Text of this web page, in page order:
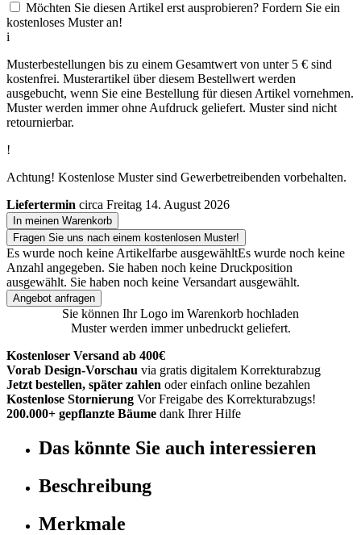
Möchten Sie diesen Artikel erst ausprobieren? Fordern Sie ein
kostenloses Muster an!
i
Musterbestellungen bis zu einem Gesamtwert von unter 5 € sind
kostenfrei. Musterartikel über diesem Bestellwert werden
ausgebucht, wenn Sie eine Bestellung für diesen Artikel vornehmen.
Muster werden immer ohne Aufdruck geliefert. Muster sind nicht
retournierbar.
!
Achtung! Kostenlose Muster sind Gewerbetreibenden vorbehalten.
Liefertermin circa Freitag 14. August 2026
In meinen Warenkorb
Fragen Sie uns nach einem kostenlosen Muster!
Es wurde noch keine Artikelfarbe ausgewähltEs wurde noch keine
Anzahl angegeben. Sie haben noch keine Druckposition
ausgewählt. Sie haben noch keine Versandart ausgewählt.
Angebot anfragen
Sie können Ihr Logo im Warenkorb hochladen
Muster werden immer unbedruckt geliefert.
Kostenloser Versand ab 400€
Vorab Design-Vorschau via gratis digitalem Korrekturabzug
Jetzt bestellen, später zahlen oder einfach online bezahlen
Kostenlose Stornierung Vor Freigabe des Korrekturabzugs!
200.000+ gepflanzte Bäume dank Ihrer Hilfe
Das könnte Sie auch interessieren
Beschreibung
Merkmale